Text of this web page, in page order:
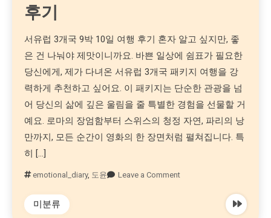
후기
서유럽 3개국 9박 10일 여행 후기 혼자 알고 싶지만, 좋
은 건 나눠야 제맛이니까요. 바쁜 일상에 쉼표가 필요한
당신에게, 제가 다녀온 서유럽 3개국 패키지 여행을 강
력하게 추천하고 싶어요. 이 패키지는 단순한 관광을 넘
어 당신의 삶에 깊은 울림을 줄 특별한 경험을 선물할 거
예요. 로마의 장엄함부터 스위스의 청정 자연, 파리의 낭
만까지, 모든 순간이 영화의 한 장면처럼 펼쳐집니다. 특
히 […]
emotional_diary, 도윤 Leave a Comment
미분류